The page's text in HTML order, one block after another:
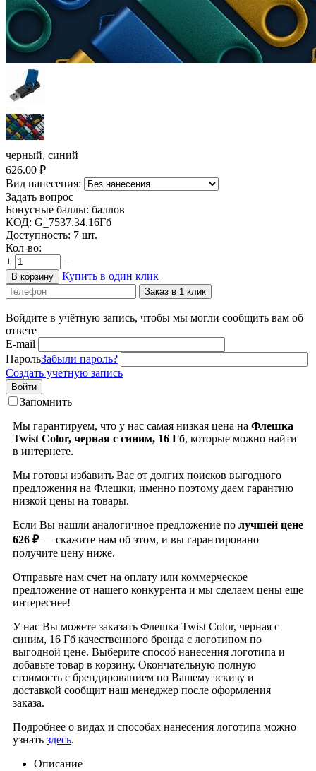
черный, синий
626.00 ₽
Вид нанесения:
Задать вопрос
Бонусные баллы: баллов
КОД: G_7537.34.16Гб
Доступность: 7 шт.
Кол-во:
+
−
В корзину Купить в один клик
Заказ в 1 клик
Войдите в учётную запись, чтобы мы могли сообщить вам об
ответе
E-mail
ПарольЗабыли пароль?
Создать учетную запись
Войти
Запомнить
Мы гарантируем, что у нас самая низкая цена на Флешка
Twist Color, черная с синим, 16 Гб, которые можно найти
в интернете.
Мы готовы избавить Вас от долгих поисков выгодного
предложения на Флешки, именно поэтому даем гарантию
низкой цены на товары.
Если Вы нашли аналогичное предложение по лучшей цене
626 ₽— скажите нам об этом, и вы гарантировано
получите цену ниже.
Отправьте нам счет на оплату или коммерческое
предложение от нашего конкурента и мы сделаем цены еще
интереснее!
У нас Вы можете заказать Флешка Twist Color, черная с
синим, 16 Гб качественного бренда с логотипом по
выгодной цене. Выберите способ нанесения логотипа и
добавьте товар в корзину. Окончательную полную
стоимость с брендированием по Вашему эскизу и
доставкой сообщит наш менеджер после оформления
заказа.
Подробнее о видах и способах нанесения логотипа можно
узнать здесь.
Описание